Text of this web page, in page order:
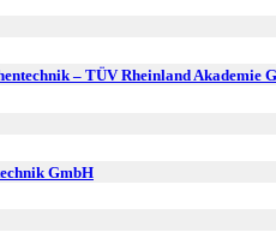
– TÜV Rheinland Akademie
GmbH